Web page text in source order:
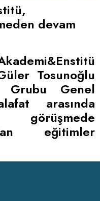
devam
Tosunoğlu
Grubu Genel
arasında
eğitimler